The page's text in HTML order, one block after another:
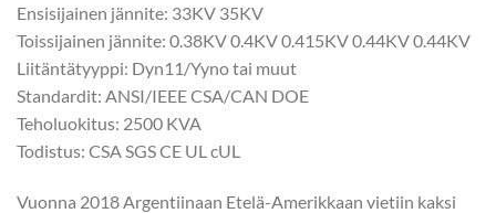
Ensisijainen jännite: 33KV 35KV
Toissijainen jännite: 0.38KV 0.4KV 0.415KV 0.44KV 0.44KV
Liitäntätyyppi: Dyn11/Yyno tai muut
Standardit: ANSI/IEEE CSA/CAN DOE
Teholuokitus: 2500 KVA
Todistus: CSA SGS CE UL cUL
Vuonna 2018 Argentiinaan Etelä-Amerikkaan vietiin kaksi